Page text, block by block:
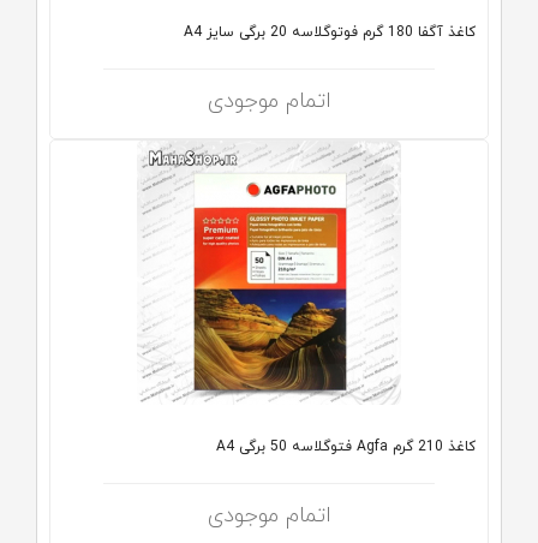
کاغذ آگفا 180 گرم فوتوگلاسه 20 برگی سایز A4
اتمام موجودی
کاغذ 210 گرم Agfa فتوگلاسه 50 برگی A4
اتمام موجودی